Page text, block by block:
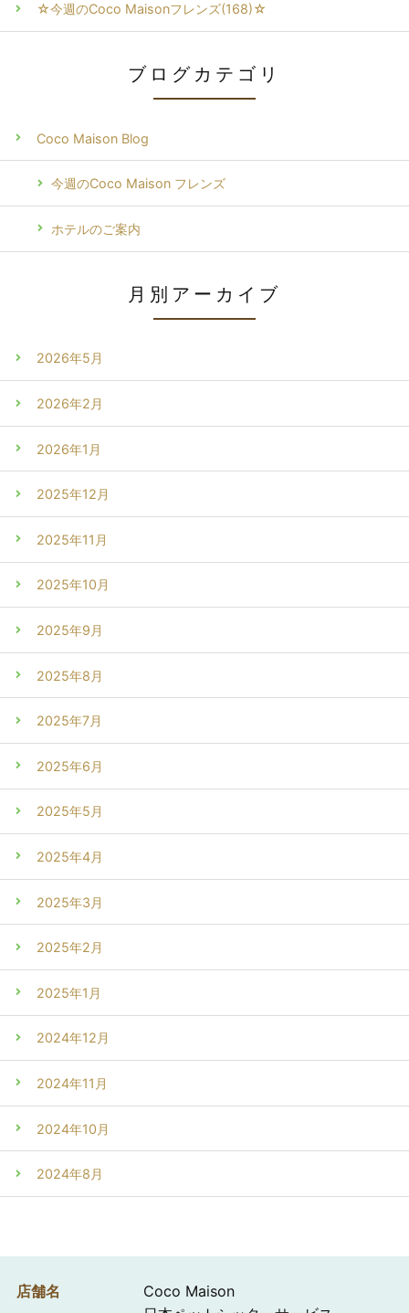
☆今週のCoco Maisonフレンズ(168)☆
ブログカテゴリ
Coco Maison Blog
今週のCoco Maison フレンズ
ホテルのご案内
月別アーカイブ
2026年5月
2026年2月
2026年1月
2025年12月
2025年11月
2025年10月
2025年9月
2025年8月
2025年7月
2025年6月
2025年5月
2025年4月
2025年3月
2025年2月
2025年1月
2024年12月
2024年11月
2024年10月
2024年8月
店舗名
Coco Maison